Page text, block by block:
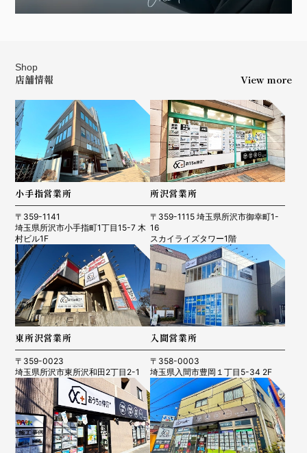
Shop
店舗情報 View more
小手指営業所
〒359-1141
埼玉県所沢市小手指町1丁目15-7 木
村ビル1F
所沢営業所
〒359-1115 埼玉県所沢市御幸町1-
16
スカイライズタワー1階
東所沢営業所
〒359-0023
埼玉県所沢市東所沢和田2丁目2-1
入間営業所
〒358-0003
埼玉県入間市豊岡１丁目5-34 2F